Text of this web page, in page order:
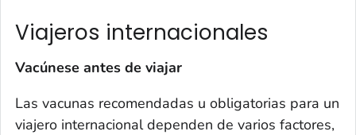
Viajeros internacionales
Vacúnese antes de viajar
Las vacunas recomendadas u obligatorias para un
viajero internacional dependen de varios factores,